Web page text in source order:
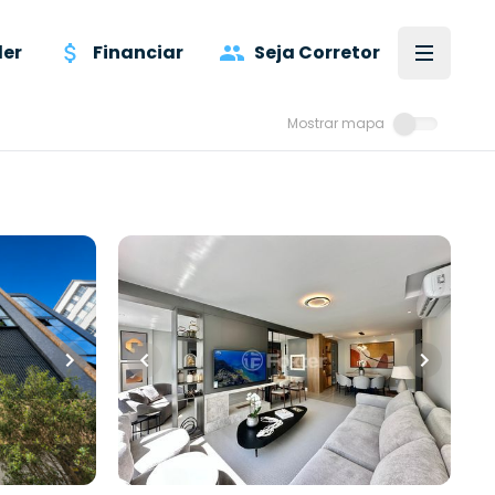
Financiar Seja Corretor
Mostrar mapa
•
Nova,
R$ 1.690.000,00
141 m²•3quartos banheiros•
2vagas
Apartamento • Residencial Monte
Fuji
Rua Guilherme Gitman
Zona Nova,
Capão da Canoa